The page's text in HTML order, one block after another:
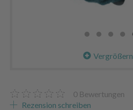
Vergrößern
0 Bewertungen
Rezension schreiben